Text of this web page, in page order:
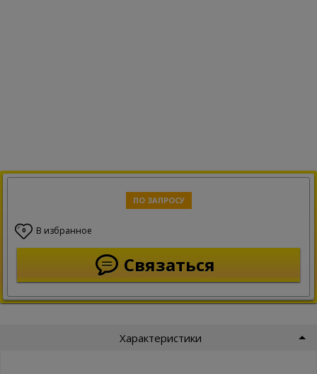
ПО ЗАПРОСУ
0 В избранное
Связаться
Характеристики